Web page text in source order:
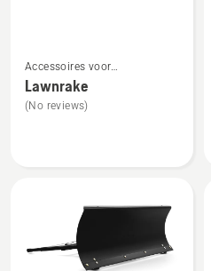
meer
details
over
Accessoires voor
frontzitmaaiers voor montage
aan de voorzijde
Lawnrake
(No reviews)